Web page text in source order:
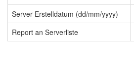
Server Erstelldatum (dd/mm/yyyy)
Report an Serverliste